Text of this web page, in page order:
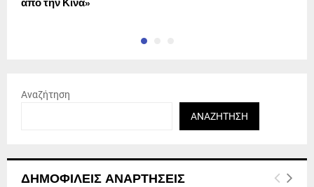
Αναζήτηση
ΑΝΑΖΉΤΗΣΗ
ΔΗΜΟΦΙΛΕΊΣ ΑΝΑΡΤΉΣΕΙΣ